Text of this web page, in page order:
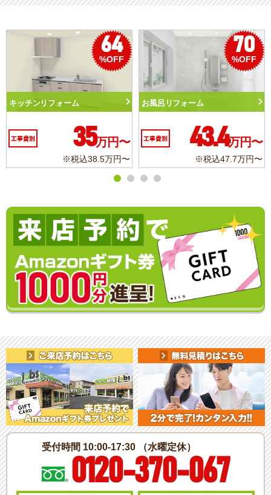
64
%OFF
35万円〜
70
お風呂リフォーム
工事費別 43.4万円〜
※税込47.7万円〜
トイレリフォーム
工事費別
※
受付時間 10:00-17:30 （水曜定休）
0120-370-067